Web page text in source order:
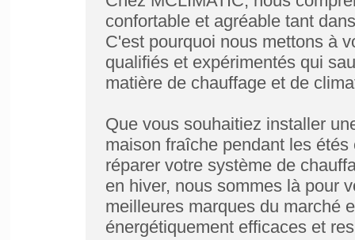
confortable et agréable tant
C'est pourquoi nous mettons à
qualifiés et expérimentés qui
matière de chauffage et de
Que vous souhaitiez installer
maison fraîche pendant les
réparer votre système de
en hiver, nous sommes là pour
meilleures marques du marché
énergétiquement efficaces et